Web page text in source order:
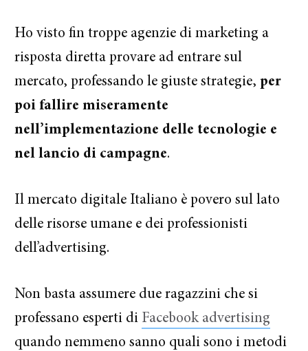
Ho visto fin troppe agenzie di marketing a
risposta diretta provare ad entrare sul
mercato, professando le giuste strategie,per
poi fallire miseramente
nell’implementazione delle tecnologie e
nel lancio di campagne.
Il mercato digitale Italiano è povero sul lato
delle risorse umane e dei professionisti
dell’advertising.
Non basta assumere due ragazzini che si
professano esperti di Facebook advertising
quando nemmeno sanno quali sono i metodi